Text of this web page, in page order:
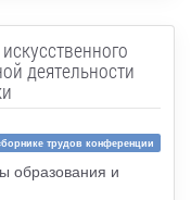
деятельности
трудов конференции
образования и